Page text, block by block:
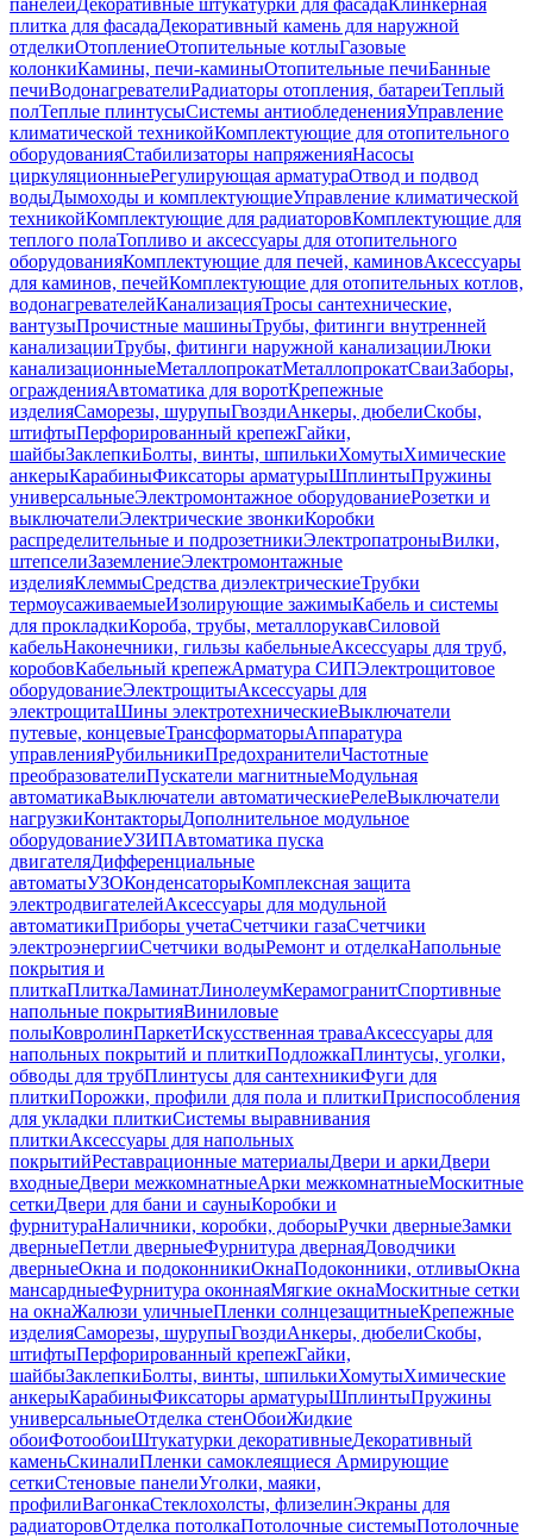
панелейДекоративные штукатурки для фасадаКлинкерная
плитка для фасадаДекоративный камень для наружной
отделкиОтоплениеОтопительные котлыГазовые
колонкиКамины, печи-каминыОтопительные печиБанные
печиВодонагревателиРадиаторы отопления, батареиТеплый
полТеплые плинтусыСистемы антиобледененияУправление
климатической техникойКомплектующие для отопительного
оборудованияСтабилизаторы напряженияНасосы
циркуляционныеРегулирующая арматураОтвод и подвод
водыДымоходы и комплектующиеУправление климатической
техникойКомплектующие для радиаторовКомплектующие для
теплого полаТопливо и аксессуары для отопительного
оборудованияКомплектующие для печей, каминовАксессуары
для каминов, печейКомплектующие для отопительных котлов,
водонагревателейКанализацияТросы сантехнические,
вантузыПрочистные машиныТрубы, фитинги внутренней
канализацииТрубы, фитинги наружной канализацииЛюки
канализационныеМеталлопрокатМеталлопрокатСваиЗаборы,
огражденияАвтоматика для воротКрепежные
изделияСаморезы, шурупыГвоздиАнкеры, дюбелиСкобы,
штифтыПерфорированный крепежГайки,
шайбыЗаклепкиБолты, винты, шпилькиХомутыХимические
анкерыКарабиныФиксаторы арматурыШплинтыПружины
универсальныеЭлектромонтажное оборудованиеРозетки и
выключателиЭлектрические звонкиКоробки
распределительные и подрозетникиЭлектропатроныВилки,
штепселиЗаземлениеЭлектромонтажные
изделияКлеммыСредства диэлектрическиеТрубки
термоусаживаемыеИзолирующие зажимыКабель и системы
для прокладкиКороба, трубы, металлорукавСиловой
кабельНаконечники, гильзы кабельныеАксессуары для труб,
коробовКабельный крепежАрматура СИПЭлектрощитовое
оборудованиеЭлектрощитыАксессуары для
электрощитаШины электротехническиеВыключатели
путевые, концевыеТрансформаторыАппаратура
управленияРубильникиПредохранителиЧастотные
преобразователиПускатели магнитныеМодульная
автоматикаВыключатели автоматическиеРелеВыключатели
нагрузкиКонтакторыДополнительное модульное
оборудованиеУЗИПАвтоматика пуска
двигателяДифференциальные
автоматыУЗОКонденсаторыКомплексная защита
электродвигателейАксессуары для модульной
автоматикиПриборы учетаСчетчики газаСчетчики
электроэнергииСчетчики водыРемонт и отделкаНапольные
покрытия и
плиткаПлиткаЛаминатЛинолеумКерамогранитСпортивные
напольные покрытияВиниловые
полыКовролинПаркетИскусственная траваАксессуары для
напольных покрытий и плиткиПодложкаПлинтусы, уголки,
обводы для трубПлинтусы для сантехникиФуги для
плиткиПорожки, профили для пола и плиткиПриспособления
для укладки плиткиСистемы выравнивания
плиткиАксессуары для напольных
покрытийРеставрационные материалыДвери и аркиДвери
входныеДвери межкомнатныеАрки межкомнатныеМоскитные
сеткиДвери для бани и сауныКоробки и
фурнитураНаличники, коробки, доборыРучки дверныеЗамки
дверныеПетли дверныеФурнитура двернаяДоводчики
дверныеОкна и подоконникиОкнаПодоконники, отливыОкна
мансардныеФурнитура оконнаяМягкие окнаМоскитные сетки
на окнаЖалюзи уличныеПленки солнцезащитныеКрепежные
изделияСаморезы, шурупыГвоздиАнкеры, дюбелиСкобы,
штифтыПерфорированный крепежГайки,
шайбыЗаклепкиБолты, винты, шпилькиХомутыХимические
анкерыКарабиныФиксаторы арматурыШплинтыПружины
универсальныеОтделка стенОбоиЖидкие
обоиФотообоиШтукатурки декоративныеДекоративный
каменьСкиналиПленки самоклеящиеся Армирующие
сеткиСтеновые панелиУголки, маяки,
профилиВагонкаСтеклохолсты, флизелинЭкраны для
радиаторовОтделка потолкаПотолочные системыПотолочные